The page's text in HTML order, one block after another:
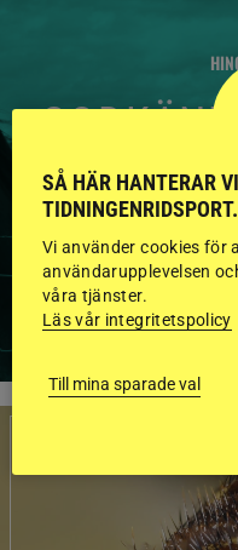
FLERA
BILDER
SÅ HÄR HANTERAR
Vi använder cookies för
användarupplevelsen
våra tjänster.
Läs vår integritetspolicy
Till mina sparade val